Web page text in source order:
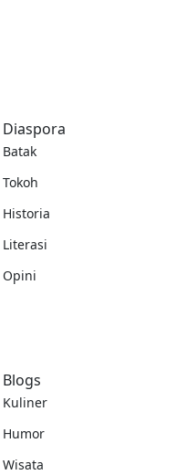
Diaspora
Batak
Tokoh
Historia
Literasi
Opini
Blogs
Kuliner
Humor
Wisata